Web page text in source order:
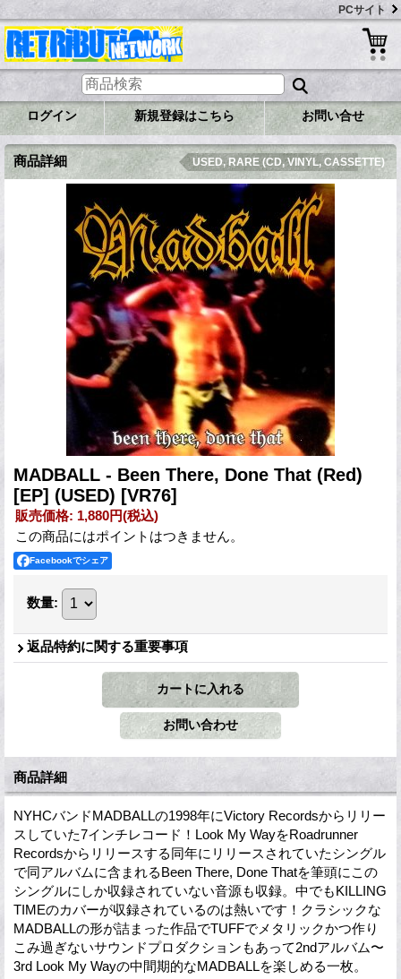
PCサイト
ログイン 新規登録はこちら お問い合せ
商品詳細 USED, RARE (CD, VINYL, CASSETTE)
MADBALL - Been There, Done That (Red)
[EP] (USED) [VR76]
販売価格: 1,880円(税込)
この商品にはポイントはつきません。
Facebookでシェア
数量:
返品特約に関する重要事項
商品詳細
NYHCバンドMADBALLの1998年にVictory Recordsからリリー
スしていた7インチレコード！Look My WayをRoadrunner
Recordsからリリースする同年にリリースされていたシングル
で同アルバムに含まれるBeen There, Done Thatを筆頭にこの
シングルにしか収録されていない音源も収録。中でもKILLING
TIMEのカバーが収録されているのは熱いです！クラシックな
MADBALLの形が詰まった作品でTUFFでメタリックかつ作り
こみ過ぎないサウンドプロダクションもあって2ndアルバム〜
3rd Look My Wayの中間期的なMADBALLを楽しめる一枚。